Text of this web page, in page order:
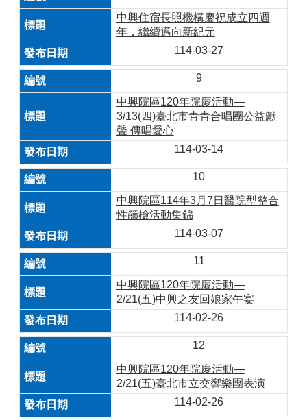
中興住宿長照機構慶祝成立四週
年，繼續邁向新紀元
114-03-27
9
中興院區120年院慶活動—
3/13(四)臺北市青青合唱團公益獻
聲 傳唱愛心
114-03-14
10
中興院區114年3月7日醫院型整合
性篩檢活動集錦
114-03-07
11
中興院區120年院慶活動—
2/21(五)中興之友回娘家午宴
114-02-26
12
中興院區120年院慶活動—
2/21(五)臺北市立交響樂團表演
114-02-26